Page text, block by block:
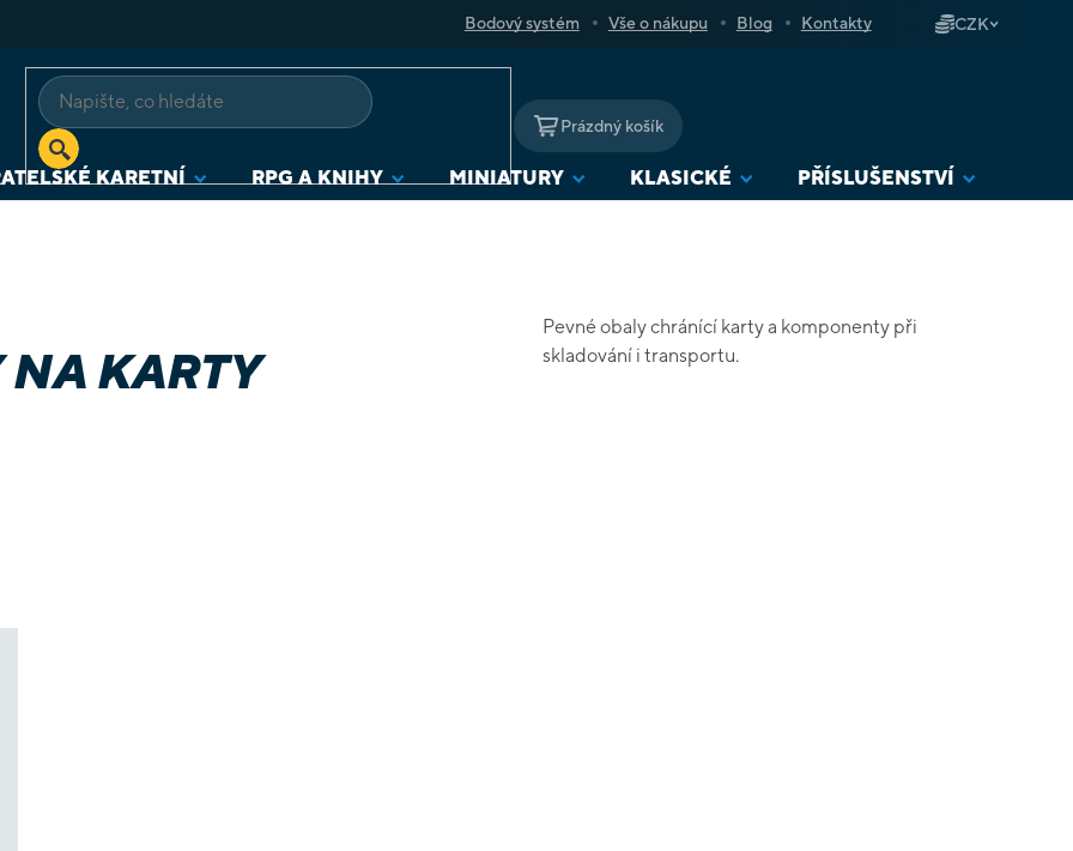
Bodový systém Vše o nákupu Blog Kontakty CZK
NÁKUPNÍ
KOŠÍK
Prázdný košík
KARETNÍ RPG A KNIHY MINIATURY KLASICKÉ PŘÍSLUŠENSTVÍ
KARTY
Pevné obaly chránící karty a komponenty při
skladování i transportu.